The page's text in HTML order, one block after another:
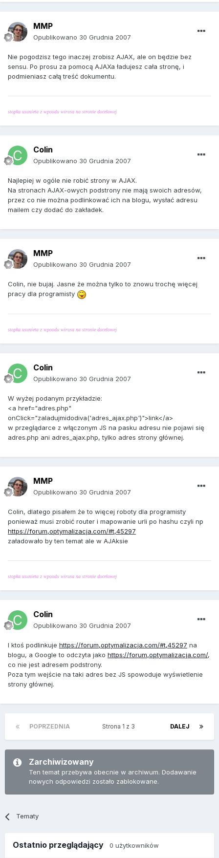
MMP
Opublikowano 30 Grudnia 2007
Nie pogodzisz tego inaczej zrobisz AJAX, ale on będzie bez
sensu. Po prosu za pomocą AJAXa ładujesz cała stronę, i
podmieniasz całą treść dokumentu.
stopka usunieta z wpoodu wirusa na stronie docelowej
Colin
Opublikowano 30 Grudnia 2007
Najlepiej w ogóle nie robić strony w AJAX.
Na stronach AJAX-owych podstrony nie mają swoich adresów,
przez co nie można podlinkować ich na blogu, wysłać adresu
mailem czy dodać do zakładek.
MMP
Opublikowano 30 Grudnia 2007
Colin, nie bujaj. Jasne że można tylko to znowu trochę więcej
pracy dla programisty
stopka usunieta z wpoodu wirusa na stronie docelowej
Colin
Opublikowano 30 Grudnia 2007
W wyżej podanym przykładzie:
<a href="adres.php"
onClick="zaladujmidodiva('adres_ajax.php')">link</a>
w przeglądarce z włączonym JS na pasku adresu nie pojawi się
adres.php ani adres_ajax.php, tylko adres strony głównej.
MMP
Opublikowano 30 Grudnia 2007
Colin, dlatego pisałem że to więcej roboty dla programisty
ponieważ musi zrobić router i mapowanie urli po hashu czyli np
https://forum,optymalizacja.com/#t,45297
załadowało by ten temat ale w AJAksie
stopka usunieta z wpoodu wirusa na stronie docelowej
Colin
Opublikowano 30 Grudnia 2007
I ktoś podlinkuje https://forum,optymalizacja.com/#t,45297 na
blogu, a Google to odczyta jako https://forum,optymalizacja.com/,
co nie jest adresem podstrony.
Poza tym wejście na taki adres bez JS spowoduje wyświetlenie
strony głównej.
POPRZEDNIA DALEJ
Strona 1 z 3
Zarchiwizowany
Ten temat przebywa obecnie w archiwum. Dodawanie
nowych odpowiedzi zostało zablokowane.
Tematy
Ostatnio przeglądający 0 użytkowników